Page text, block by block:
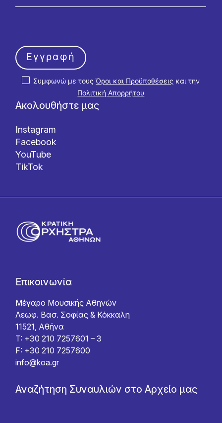
Ακολουθήστε μας
Instagram
Facebook
YouTube
TikTok
Συμφωνώ με τουςΌροι και Προϋποθέσεις και την
Πολιτική Απορρήτου
Εγγραφή
Επικοινωνία
Μέγαρο Μουσικής Αθηνών
Λεωφ. Βασ. Σοφίας & Κόκκαλη
11521, Αθήνα
T: +30 210 7257601 – 3
F: +30 210 7257600
info@koa.gr
Αναζήτηση Συναυλιών στο Αρχείο μας